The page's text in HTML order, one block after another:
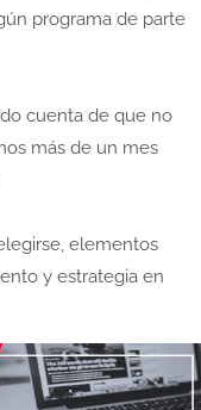
programa de parte
cuenta de que no
más de un mes
elementos
y estrategia en